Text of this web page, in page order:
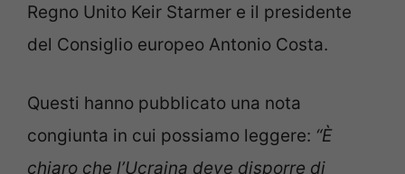
Regno Unito Keir Starmer e il presidente
del Consiglio europeo Antonio Costa.
Questi hanno pubblicato una nota
congiunta in cui possiamo leggere: “È
chiaro che l’Ucraina deve disporre di